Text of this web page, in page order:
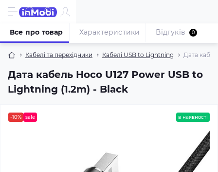
Кабелі та перехідники Кабелі USB to Lightning Дата
Дата кабель Hoco U127 Power USB to
Lightning (1.2m) - Black
Все про товар Характеристики Відгуків 0
-10% sale в наявності